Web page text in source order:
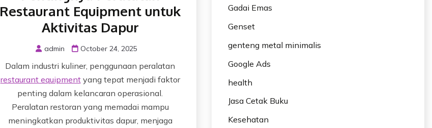
Restaurant Equipment untuk
Aktivitas Dapur
admin October 24, 2025
Dalam industri kuliner, penggunaan peralatan
restaurant equipmentyang tepat menjadi faktor
penting dalam kelancaran operasional.
Peralatan restoran yang memadai mampu
meningkatkan produktivitas dapur, menjaga
Gadai Emas
Genset
genteng metal minimalis
Google Ads
health
Jasa Cetak Buku
Kesehatan